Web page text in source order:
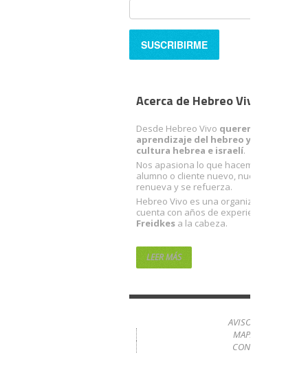
Acerca de Hebreo Vivo
Desde Hebreo Vivo queremos
aprendizaje del hebreo y acercarte a
cultura hebrea e israelí.
Nos apasiona lo que hacemos. Con
alumno o cliente nuevo, nuestra ilusión
renueva y se refuerza.
Hebreo Vivo es una organización sólida
cuenta con años de experiencia… con
Freidkes a la cabeza.
LEER MÁS
AVISO LEGAL
MAPA WEB
CONTACTO